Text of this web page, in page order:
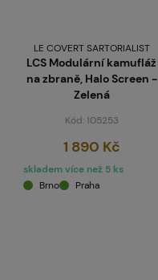
LE COVERT SARTORIALIST
LCS Modulární kamufláž
na zbraně, Halo Screen -
Zelená
Kód: 105253
1 890 Kč
skladem více než 5 ks
Brno
Praha